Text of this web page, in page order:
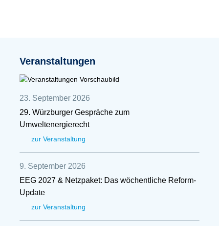
Veranstaltungen
23. September 2026
29. Würzburger Gespräche zum
Umweltenergierecht
zur Veranstaltung
9. September 2026
EEG 2027 & Netzpaket: Das wöchentliche Reform-
Update
zur Veranstaltung